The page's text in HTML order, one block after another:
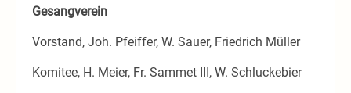
Gesangverein
Vorstand, Joh. Pfeiffer, W. Sauer, Friedrich Müller
Komitee, H. Meier, Fr. Sammet III, W. Schluckebier